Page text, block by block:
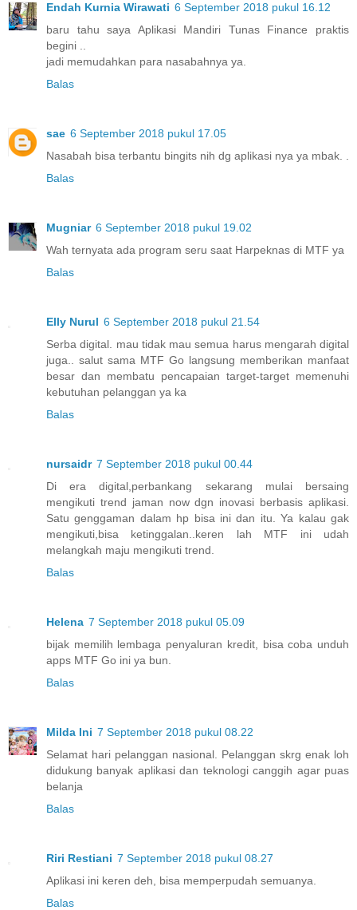
Endah Kurnia Wirawati 6 September 2018 pukul 16.12
baru tahu saya Aplikasi Mandiri Tunas Finance praktis
begini ..
jadi memudahkan para nasabahnya ya.
Balas
sae 6 September 2018 pukul 17.05
Nasabah bisa terbantu bingits nih dg aplikasi nya ya mbak. .
Balas
Mugniar 6 September 2018 pukul 19.02
Wah ternyata ada program seru saat Harpeknas di MTF ya
Balas
Elly Nurul 6 September 2018 pukul 21.54
Serba digital. mau tidak mau semua harus mengarah digital
juga.. salut sama MTF Go langsung memberikan manfaat
besar dan membatu pencapaian target-target memenuhi
kebutuhan pelanggan ya ka
Balas
nursaidr 7 September 2018 pukul 00.44
Di era digital,perbankang sekarang mulai bersaing
mengikuti trend jaman now dgn inovasi berbasis aplikasi.
Satu genggaman dalam hp bisa ini dan itu. Ya kalau gak
mengikuti,bisa ketinggalan..keren lah MTF ini udah
melangkah maju mengikuti trend.
Balas
Helena 7 September 2018 pukul 05.09
bijak memilih lembaga penyaluran kredit, bisa coba unduh
apps MTF Go ini ya bun.
Balas
Milda Ini 7 September 2018 pukul 08.22
Selamat hari pelanggan nasional. Pelanggan skrg enak loh
didukung banyak aplikasi dan teknologi canggih agar puas
belanja
Balas
Riri Restiani 7 September 2018 pukul 08.27
Aplikasi ini keren deh, bisa memperpudah semuanya.
Balas